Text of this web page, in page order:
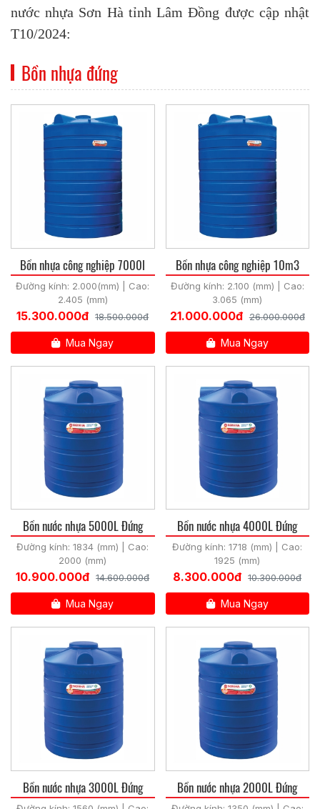
nước nhựa Sơn Hà tỉnh Lâm Đồng được cập nhật
T10/2024:
Bồn nhựa đứng
Bồn nhựa công nghiệp 7000l
đứng
Đường kính: 2.000(mm) | Cao:
2.405 (mm)
15.300.000đ 18.500.000đ
Mua Ngay
Bồn nhựa công nghiệp 10m3
Đường kính: 2.100 (mm) | Cao:
3.065 (mm)
21.000.000đ 26.000.000đ
Mua Ngay
Bồn nước nhựa 5000L Đứng
Đường kính: 1834 (mm) | Cao:
2000 (mm)
10.900.000đ 14.600.000đ
Mua Ngay
Bồn nước nhựa 4000L Đứng
Đường kính: 1718 (mm) | Cao:
1925 (mm)
8.300.000đ 10.300.000đ
Mua Ngay
Bồn nước nhựa 3000L Đứng Bồn nước nhựa 2000L Đứng